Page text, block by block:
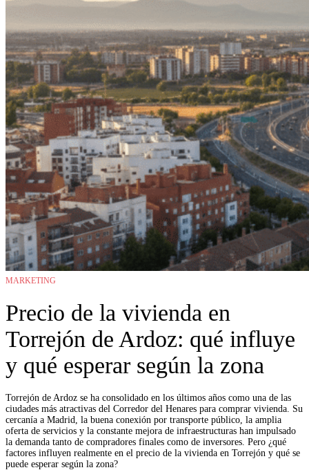
MARKETING
Precio de la vivienda en
Torrejón de Ardoz: qué influye
y qué esperar según la zona
Torrejón de Ardoz se ha consolidado en los últimos años como una de las
ciudades más atractivas del Corredor del Henares para comprar vivienda. Su
cercanía a Madrid, la buena conexión por transporte público, la amplia
oferta de servicios y la constante mejora de infraestructuras han impulsado
la demanda tanto de compradores finales como de inversores. Pero ¿qué
factores influyen realmente en el precio de la vivienda en Torrejón y qué se
puede esperar según la zona?